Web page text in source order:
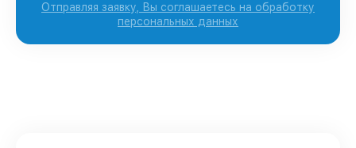
Отправляя заявку, Вы соглашаетесь на обработку
персональных данных